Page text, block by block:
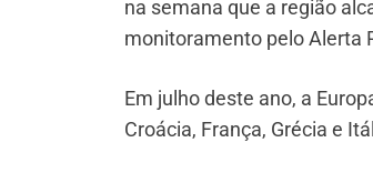
na semana que a região
monitoramento pelo Alerta
Em julho deste ano, a
Croácia, França, Grécia e